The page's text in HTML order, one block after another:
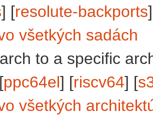
] [resolute-backports
všetkých sadách
to a specific
ppc64el] [riscv64] [
všetkých